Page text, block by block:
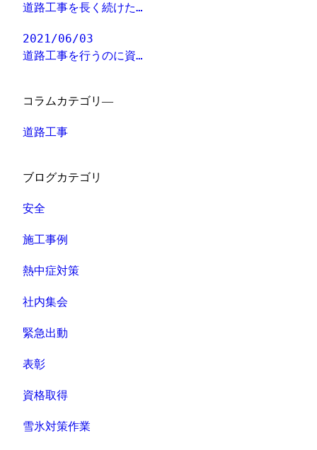
道路工事を長く続けた…
2021/06/03
道路工事を行うのに資…
コラムカテゴリ―
道路工事
ブログカテゴリ
安全
施工事例
熱中症対策
社内集会
緊急出動
表彰
資格取得
雪氷対策作業